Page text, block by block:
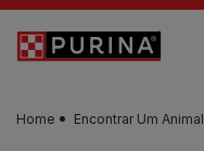
Skip to main content
Home Encontrar Um Animal